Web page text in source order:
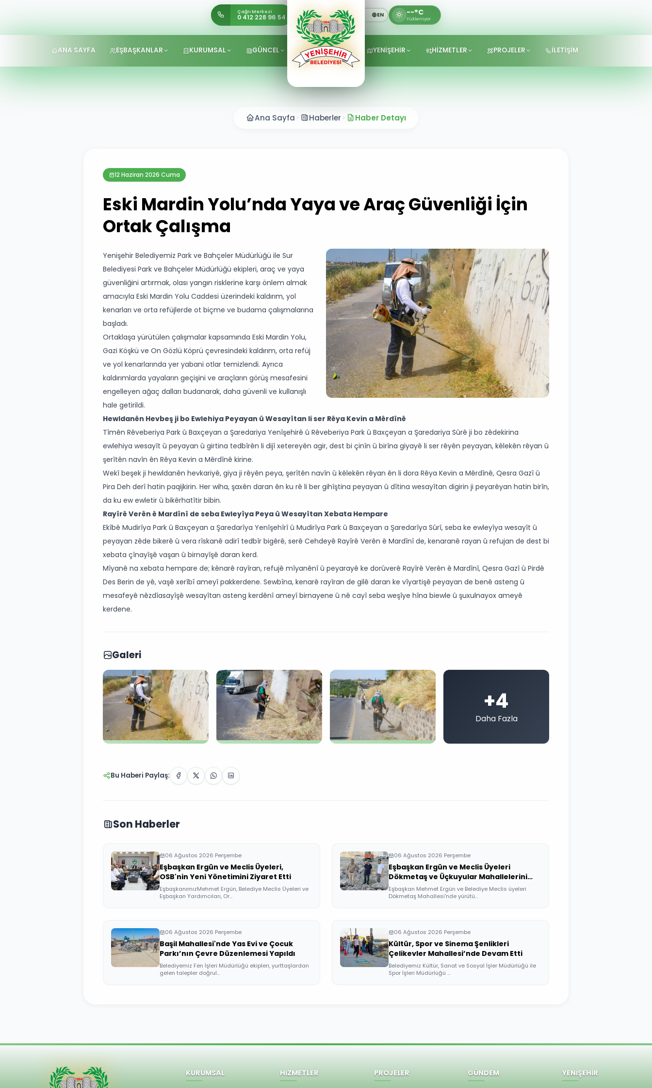
Çağrı Merkezi
0 412 228 96 54 TR EN --°C
Yükleniyor
ANA SAYFA EŞBAŞKANLAR KURUMSAL GÜNCEL YENİŞEHİR HİZMETLER PROJELER İLETİŞİM
Ana Sayfa Haberler Haber Detayı
12 Haziran 2026 Cuma
Eski Mardin Yolu’nda Yaya ve Araç Güvenliği İçin
Ortak Çalışma
Yenişehir Belediyemiz Park ve Bahçeler Müdürlüğü ile Sur
Belediyesi Park ve Bahçeler Müdürlüğü ekipleri, araç ve yaya
güvenliğini artırmak, olası yangın risklerine karşı önlem almak
amacıyla Eski Mardin Yolu Caddesi üzerindeki kaldırım, yol
kenarları ve orta refüjlerde ot biçme ve budama çalışmalarına
başladı.
Ortaklaşa yürütülen çalışmalar kapsamında Eski Mardin Yolu,
Gazi Köşkü ve On Gözlü Köprü çevresindeki kaldırım, orta refüj
ve yol kenarlarında yer yabani otlar temizlendi. Ayrıca
kaldırımlarda yayaların geçişini ve araçların görüş mesafesini
engelleyen ağaç dalları budanarak, daha güvenli ve kullanışlı
hale getirildi.
Hewldanên Hevbeş ji bo Ewlehiya Peyayan û Wesayîtan li ser Rêya Kevin a Mêrdînê
Tîmên Rêveberiya Park û Baxçeyan a Şaredariya Yenîşehirê û Rêveberiya Park û Baxçeyan a Şaredariya Sûrê ji bo zêdekirina
ewlehiya wesayît û peyayan û girtina tedbîrên li dijî xetereyên agir, dest bi çinîn û birîna giyayê li ser rêyên peyayan, kêlekên rêyan û
şerîtên navîn ên Rêya Kevin a Mêrdînê kirine.
Wekî beşek ji hewldanên hevkariyê, giya ji rêyên peya, şerîtên navîn û kêlekên rêyan ên li dora Rêya Kevin a Mêrdînê, Qesra Gazî û
Pira Deh derî hatin paqijkirin. Her wiha, şaxên daran ên ku rê li ber gihîştina peyayan û dîtina wesayîtan digirin ji peyarêyan hatin birîn,
da ku ew ewletir û bikêrhatîtir bibin.
Rayîrê Verên ê Mardînî de seba Ewleyîya Peya û Wesayîtan Xebata Hempare
Ekîbê Mudirîya Park û Baxçeyan a Şaredarîya Yenîşehîrî û Mudirîya Park û Baxçeyan a Şaredarîya Sûrî, seba ke ewleyîya wesayît û
peyayan zêde bikerê û vera rîskanê adirî tedbîr bigêrê, serê Cehdeyê Rayîrê Verên ê Mardînî de, kenaranê rayan û refujan de dest bi
xebata çînayîşê vaşan û birnayîşê daran kerd.
Mîyanê na xebata hempare de; kênarê rayîran, refujê mîyanênî û peyarayê ke dorûverê Rayîrê Verên ê Mardînî, Qesra Gazî û Pirdê
Des Berin de yê, vaşê xerîbî ameyî pakkerdene. Sewbîna, kenarê rayîran de gilê daran ke vîyartişê peyayan de benê asteng û
mesafeyê nêzdîasayîşê wesayîtan asteng kerdênî ameyî birnayene û nê cayî seba weşîye hîna biewle û şuxulnayox ameyê
kerdene.
Galeri
+4
Daha Fazla
Bu Haberi Paylaş:
Son Haberler
06 Ağustos 2026 Perşembe
Eşbaşkan Ergün ve Meclis Üyeleri,
OSB'nin Yeni Yönetimini Ziyaret Etti
EşbaşkanımızMehmet Ergün, Belediye Meclis Üyeleri ve
Eşbaşkan Yardımcıları, Or...
06 Ağustos 2026 Perşembe
Eşbaşkan Ergün ve Meclis Üyeleri
Dökmetaş ve Üçkuyular Mahallelerini
Ziyaret Etti
Eşbaşkan Mehmet Ergün ve Belediye Meclis üyeleri
Dökmetaş Mahallesi'nde yürütü...
06 Ağustos 2026 Perşembe
Başil Mahallesi'nde Yas Evi ve Çocuk
Parkı’nın Çevre Düzenlemesi Yapıldı
Belediyemiz Fen İşleri Müdürlüğü ekipleri, yurttaşlardan
gelen talepler doğrul...
06 Ağustos 2026 Perşembe
Kültür, Spor ve Sinema Şenlikleri
Çelikevler Mahallesi’nde Devam Etti
Belediyemiz Kültür, Sanat ve Sosyal İşler Müdürlüğü ile
Spor İşleri Müdürlüğü ...
KURUMSAL HİZMETLER PROJELER GÜNDEM YENİŞEHİR